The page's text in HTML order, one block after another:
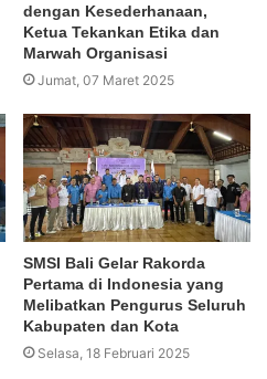
dengan Kesederhanaan,
Ketua Tekankan Etika dan
Marwah Organisasi
Jumat, 07 Maret 2025
SMSI Bali Gelar Rakorda
Pertama di Indonesia yang
Melibatkan Pengurus Seluruh
Kabupaten dan Kota
Selasa, 18 Februari 2025